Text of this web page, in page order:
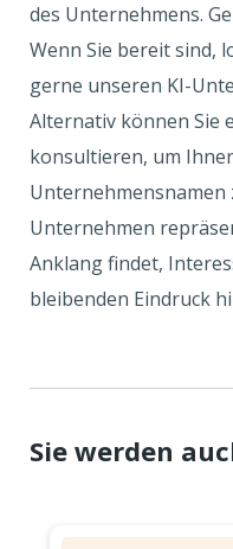
des Unternehmens.
Wenn Sie bereit sind,
gerne unseren KI-
Alternativ können Sie
konsultieren, um
Unternehmen
Anklang findet,
bleibenden Eindruck
Sie werden